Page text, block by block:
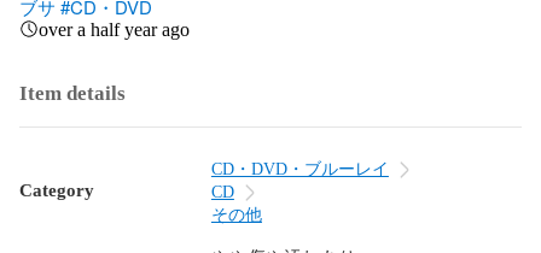
ブサ #CD・DVD
over a half year ago
Item details
Category
CD・DVD・ブルーレイ
CD
その他